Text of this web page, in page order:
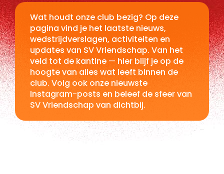
Wat houdt onze club bezig? Op deze
pagina vind je het laatste nieuws,
wedstrijdverslagen, activiteiten en
updates van SV Vriendschap. Van het
veld tot de kantine — hier blijf je op de
hoogte van alles wat leeft binnen de
club. Volg ook onze nieuwste
Instagram-posts en beleef de sfeer van
SV Vriendschap van dichtbij.